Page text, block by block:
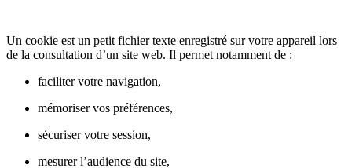
Un cookie est un petit fichier texte enregistré sur votre appareil lors
de la consultation d’un site web. Il permet notamment de :
faciliter votre navigation,
mémoriser vos préférences,
sécuriser votre session,
mesurer l’audience du site,